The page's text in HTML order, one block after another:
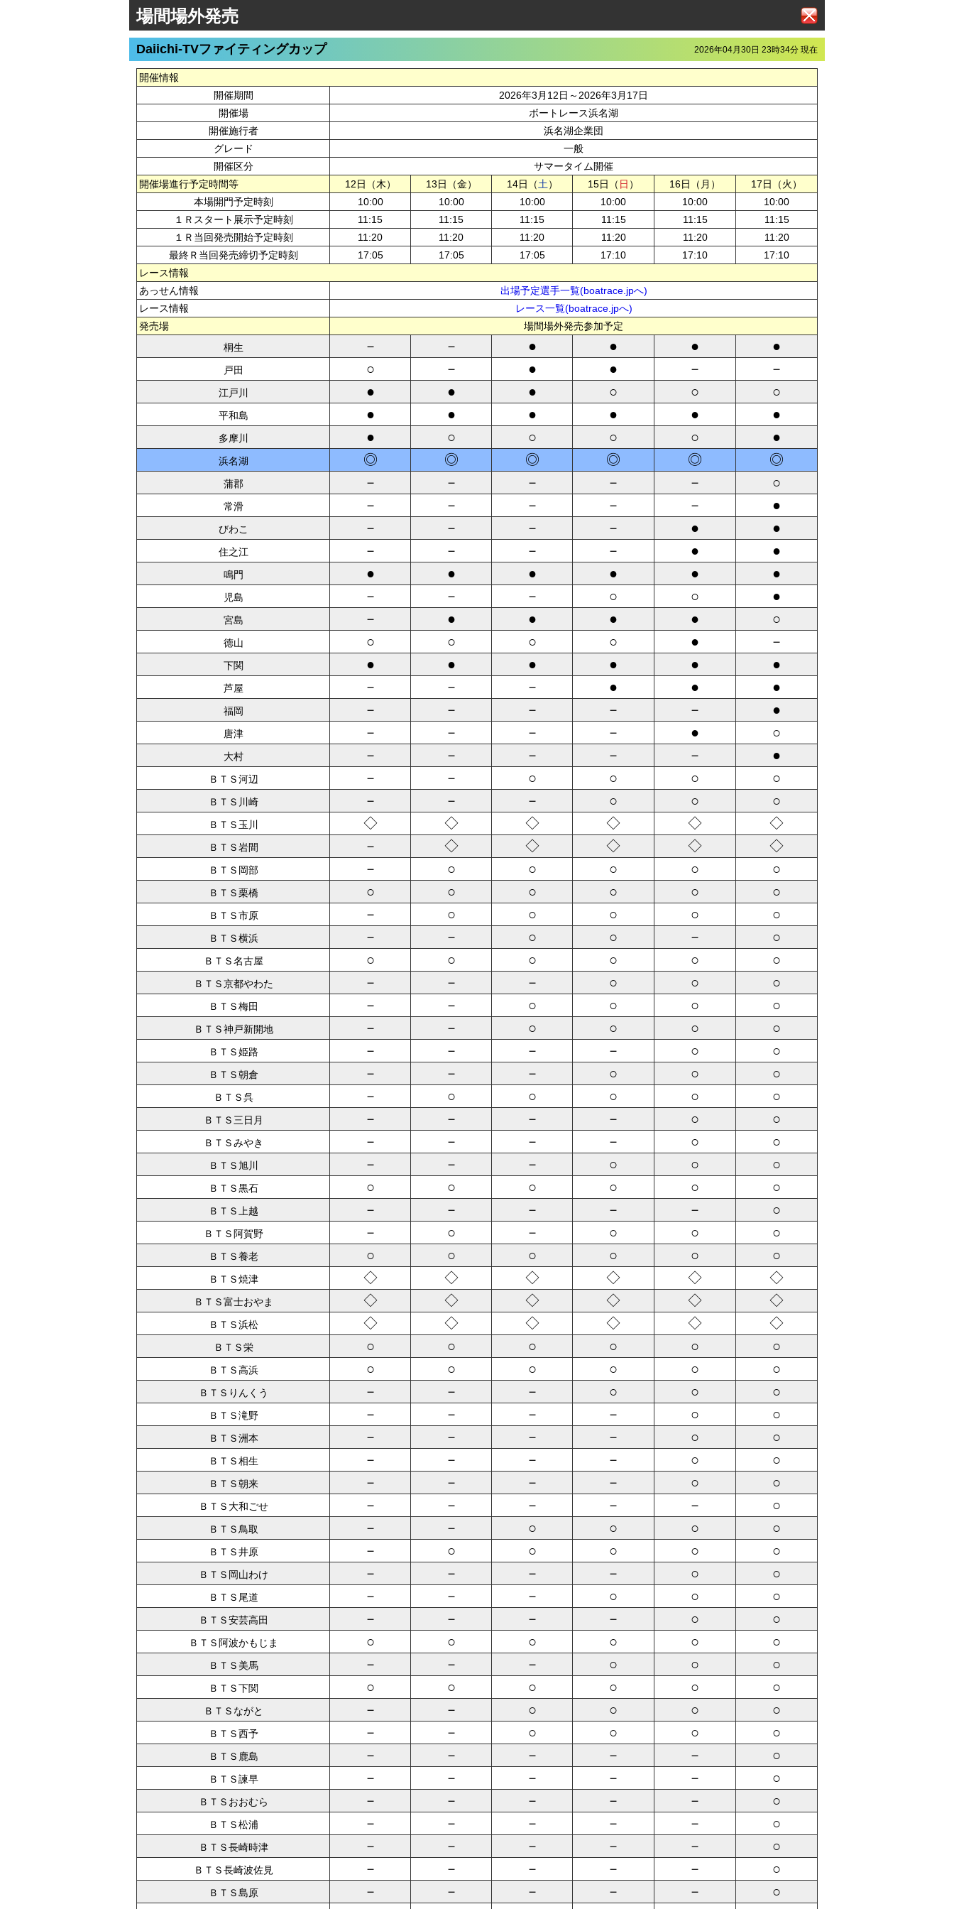
場間場外発売
2026年04月30日 23時34分 現在
Daiichi-TVファイティングカップ
開催情報
開催期間
2026年3月12日～2026年3月17日
開催場
ボートレース浜名湖
開催施行者
浜名湖企業団
グレード
一般
開催区分
サマータイム開催
開催場進行予定時間等
12日（木） 13日（金） 14日（土） 15日（ 日 ） 16日（月）
17日（火）
本場開門予定時刻
10:00 10:00 10:00 10:00 10:00
10:00
１Ｒスタート展示予定時刻
11:15 11:15 11:15 11:15 11:15
11:15
１Ｒ当回発売開始予定時刻
11:20 11:20 11:20 11:20 11:20
11:20
最終Ｒ当回発売締切予定時刻
17:05 17:05 17:05 17:10 17:10
17:10
レース情報
あっせん情報
出場予定選手一覧(boatrace.jpへ)
レース情報
レース一覧(boatrace.jpへ)
発売場
場間場外発売参加予定
桐生
－ － ● ● ● ●
戸田 ○ － ● ● － －
江戸川 ● ● ● ○ ○ ○
平和島 ● ● ● ● ● ●
多摩川 ● ○ ○ ○ ○ ●
浜名湖 ◎ ◎ ◎ ◎ ◎ ◎
蒲郡 － － － － － ○
常滑 － － － － － ●
びわこ － － － － ● ●
住之江 － － － － ● ●
鳴門 ● ● ● ● ● ●
児島 － － － ○ ○ ●
宮島 － ● ● ● ● ○
徳山 ○ ○ ○ ○ ● －
下関 ● ● ● ● ● ●
芦屋 － － － ● ● ●
福岡 － － － － － ●
唐津 － － － － ● ○
大村 － － － － － ●
ＢＴＳ河辺 － － ○ ○ ○ ○
ＢＴＳ川崎 － － － ○ ○ ○
ＢＴＳ玉川 ◇ ◇ ◇ ◇ ◇ ◇
ＢＴＳ岩間 － ◇ ◇ ◇ ◇ ◇
ＢＴＳ岡部 － ○ ○ ○ ○ ○
ＢＴＳ栗橋 ○ ○ ○ ○ ○ ○
ＢＴＳ市原 － ○ ○ ○ ○ ○
ＢＴＳ横浜 － － ○ ○ － ○
ＢＴＳ名古屋 ○ ○ ○ ○ ○ ○
ＢＴＳ京都やわた － － － ○ ○ ○
ＢＴＳ梅田 － － ○ ○ ○ ○
ＢＴＳ神戸新開地 － － ○ ○ ○ ○
ＢＴＳ姫路 － － － － ○ ○
ＢＴＳ朝倉 － － － ○ ○ ○
ＢＴＳ呉 － ○ ○ ○ ○ ○
ＢＴＳ三日月 － － － － ○ ○
ＢＴＳみやき － － － － ○ ○
ＢＴＳ旭川 － － － ○ ○ ○
ＢＴＳ黒石 ○ ○ ○ ○ ○ ○
ＢＴＳ上越 － － － － － ○
ＢＴＳ阿賀野 － ○ － ○ ○ ○
ＢＴＳ養老 ○ ○ ○ ○ ○ ○
ＢＴＳ焼津 ◇ ◇ ◇ ◇ ◇ ◇
ＢＴＳ富士おやま ◇ ◇ ◇ ◇ ◇ ◇
ＢＴＳ浜松 ◇ ◇ ◇ ◇ ◇ ◇
ＢＴＳ栄 ○ ○ ○ ○ ○ ○
ＢＴＳ高浜 ○ ○ ○ ○ ○ ○
ＢＴＳりんくう － － － ○ ○ ○
ＢＴＳ滝野 － － － － ○ ○
ＢＴＳ洲本 － － － － ○ ○
ＢＴＳ相生 － － － － ○ ○
ＢＴＳ朝来 － － － － ○ ○
ＢＴＳ大和ごせ － － － － － ○
ＢＴＳ鳥取 － － ○ ○ ○ ○
ＢＴＳ井原 － ○ ○ ○ ○ ○
ＢＴＳ岡山わけ － － － － ○ ○
ＢＴＳ尾道 － － － ○ ○ ○
ＢＴＳ安芸高田 － － － － ○ ○
ＢＴＳ阿波かもじま ○ ○ ○ ○ ○ ○
ＢＴＳ美馬 － － － ○ ○ ○
ＢＴＳ下関 ○ ○ ○ ○ ○ ○
ＢＴＳながと － － ○ ○ ○ ○
ＢＴＳ西予 － － ○ ○ ○ ○
ＢＴＳ鹿島 － － － － － ○
ＢＴＳ諫早 － － － － － ○
ＢＴＳおおむら － － － － － ○
ＢＴＳ松浦 － － － － － ○
ＢＴＳ長崎時津 － － － － － ○
ＢＴＳ長崎波佐見 － － － － － ○
ＢＴＳ島原 － － － － －
○